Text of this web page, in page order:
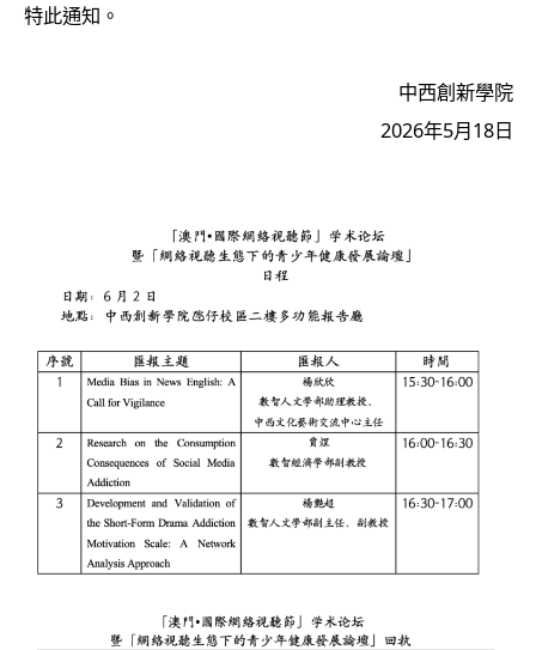
特此通知。
中西創新學院
2026年5月18日